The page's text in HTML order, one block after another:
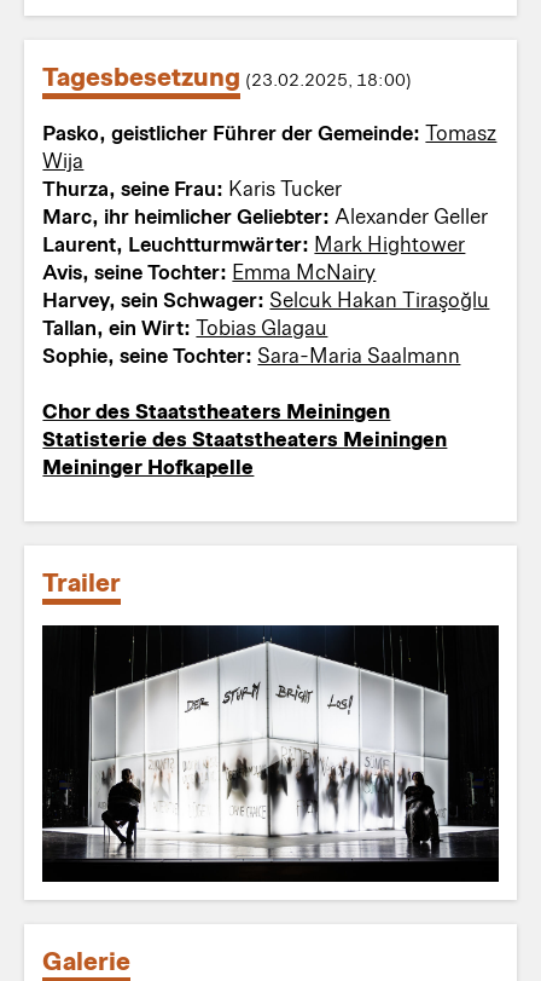
Tagesbesetzung (23.02.2025, 18:00)
Pasko, geistlicher Führer der Gemeinde:Tomasz
Wija
Thurza, seine Frau: Karis Tucker
Marc, ihr heimlicher Geliebter:Alexander Geller
Laurent, Leuchtturmwärter: Mark Hightower
Avis, seine Tochter: Emma McNairy
Harvey, sein Schwager: Selcuk Hakan Tiraşoğlu
Tallan, ein Wirt:Tobias Glagau
Sophie, seine Tochter: Sara-Maria Saalmann
Chor des Staatstheaters Meiningen
Statisterie des Staatstheaters Meiningen
Meininger Hofkapelle
Trailer
Galerie